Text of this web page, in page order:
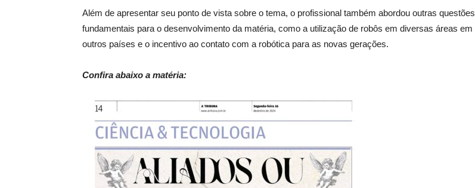
Além de apresentar seu ponto de vista sobre o tema, o profissional também abordou outras questões
fundamentais para o desenvolvimento da matéria, como a utilização de robôs em diversas áreas em
outros países e o incentivo ao contato com a robótica para as novas gerações.
Confira abaixo a matéria: